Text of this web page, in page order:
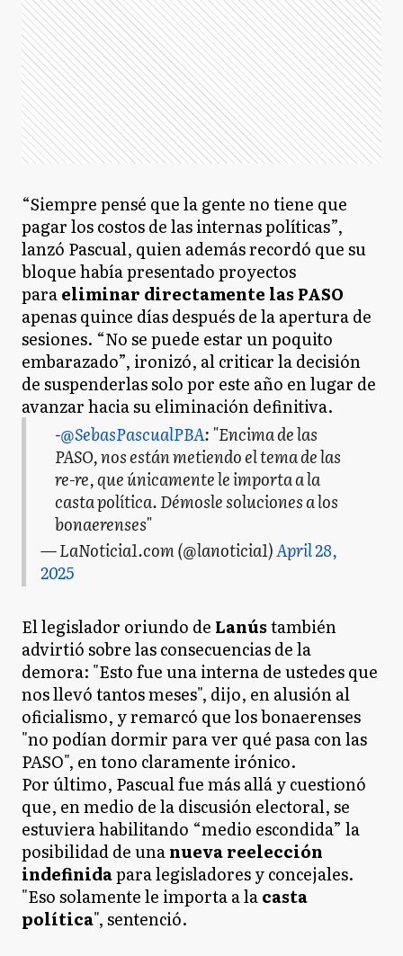
“Siempre pensé que la gente no tiene que
pagar los costos de las internas políticas”,
lanzó Pascual, quien además recordó que su
bloque había presentado proyectos
paraeliminar directamente las PASO
apenas quince días después de la apertura de
sesiones. “No se puede estar un poquito
embarazado”, ironizó, al criticar la decisión
de suspenderlas solo por este año en lugar de
avanzar hacia su eliminación definitiva.
-@SebasPascualPBA: "Encima de las
PASO, nos están metiendo el tema de las
re-re, que únicamente le importa a la
casta política. Démosle soluciones a los
bonaerenses"
— LaNoticia1.com (@lanoticia1)April 28,
2025
El legislador oriundo de Lanústambién
advirtió sobre las consecuencias de la
demora: "Esto fue una interna de ustedes que
nos llevó tantos meses", dijo, en alusión al
oficialismo, y remarcó que los bonaerenses
"no podían dormir para ver qué pasa con las
PASO", en tono claramente irónico.
Por último, Pascual fue más allá y cuestionó
que, en medio de la discusión electoral, se
estuviera habilitando “medio escondida” la
posibilidad de unanueva reelección
indefinidapara legisladores y concejales.
"Eso solamente le importa a lacasta
política", sentenció.